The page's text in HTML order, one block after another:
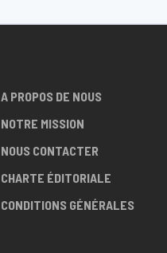
A PROPOS DE NOUS
NOTRE MISSION
NOUS CONTACTER
CHARTE ÉDITORIALE
CONDITIONS GÉNÉRALES